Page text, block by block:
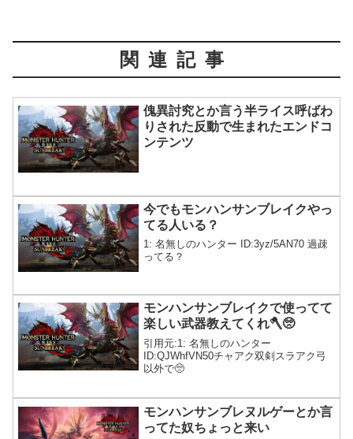
関連記事
傀異討究とか言う半ライス呼ばわ
りされた反動で生まれたエンドコ
ンテンツ
今でもモンハンサンブレイクやっ
てる人いる？
1: 名無しのハンター ID:3yz/5AN70 過疎
ってる？
モンハンサンブレイクで使ってて
楽しい武器教えてくれ🪓🥺
引用元:1: 名無しのハンター
ID:QJWhfVN50チャアク双剣スラアク弓
以外で🥺
モンハンサンブレヌルゲーとか言
ってた奴ちょっと来い